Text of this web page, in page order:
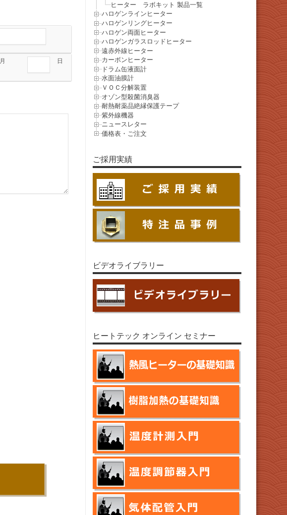
月 日
ヒーター ラボキット 製品一覧
ハロゲンラインヒーター
ハロゲンリングヒーター
ハロゲン両面ヒーター
ハロゲンガラスロッドヒーター
遠赤外線ヒーター
カーボンヒーター
ドラム缶液面計
水面油膜計
ＶＯＣ分解装置
オゾン型殺菌消臭器
耐熱耐薬品絶縁保護テープ
紫外線機器
ニュースレター
価格表・ご注文
ご採用実績
ビデオライブラリー
ヒートテック オンライン セミナー